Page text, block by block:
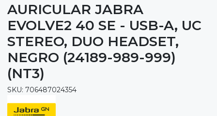
AURICULAR JABRA
EVOLVE2 40 SE - USB-A, UC
STEREO, DUO HEADSET,
NEGRO (24189-989-999)
(NT3)
SKU: 706487024354